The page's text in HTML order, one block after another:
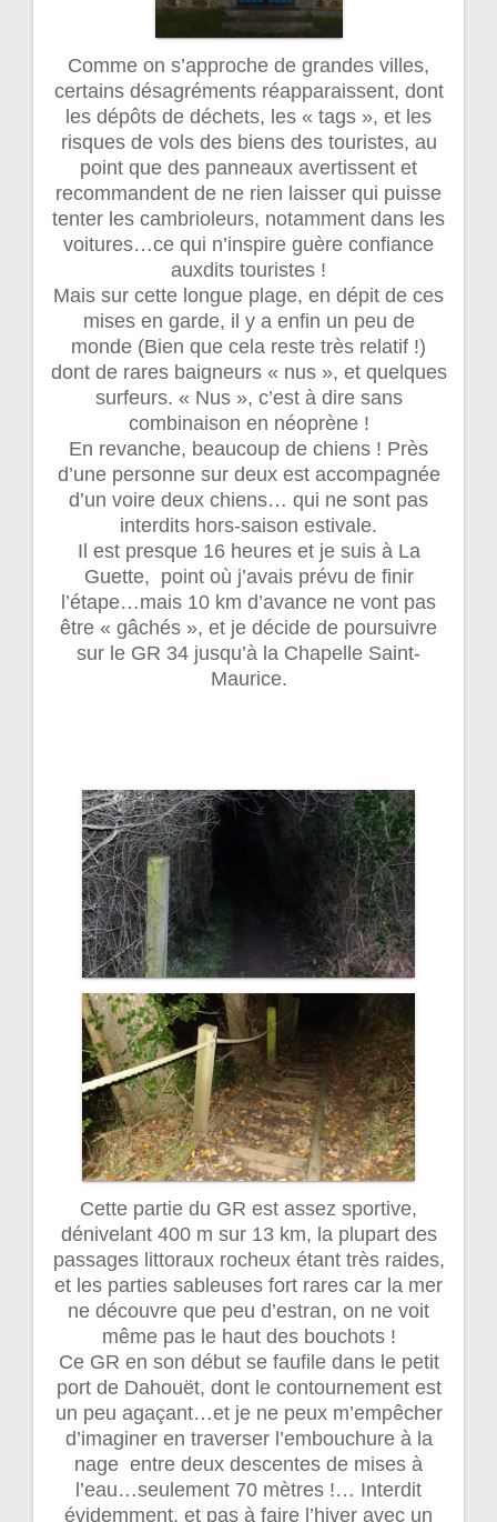
Comme on s’approche de grandes villes,
certains désagréments réapparaissent, dont
les dépôts de déchets, les « tags », et les
risques de vols des biens des touristes, au
point que des panneaux avertissent et
recommandent de ne rien laisser qui puisse
tenter les cambrioleurs, notamment dans les
voitures…ce qui n’inspire guère confiance
auxdits touristes !
Mais sur cette longue plage, en dépit de ces
mises en garde, il y a enfin un peu de
monde (Bien que cela reste très relatif !)
dont de rares baigneurs « nus », et quelques
surfeurs. « Nus », c’est à dire sans
combinaison en néoprène !
En revanche, beaucoup de chiens ! Près
d’une personne sur deux est accompagnée
d’un voire deux chiens… qui ne sont pas
interdits hors-saison estivale.
Il est presque 16 heures et je suis à La
Guette, point où j’avais prévu de finir
l’étape…mais 10 km d’avance ne vont pas
être « gâchés », et je décide de poursuivre
sur le GR 34 jusqu’à la Chapelle Saint-
Maurice.
Cette partie du GR est assez sportive,
dénivelant 400 m sur 13 km, la plupart des
passages littoraux rocheux étant très raides,
et les parties sableuses fort rares car la mer
ne découvre que peu d’estran, on ne voit
même pas le haut des bouchots !
Ce GR en son début se faufile dans le petit
port de Dahouët, dont le contournement est
un peu agaçant…et je ne peux m’empêcher
d’imaginer en traverser l’embouchure à la
nage entre deux descentes de mises à
l’eau…seulement 70 mètres !… Interdit
évidemment, et pas à faire l’hiver avec un